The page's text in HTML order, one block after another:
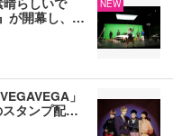
が開幕し、…
NEW
」
タンプ配…